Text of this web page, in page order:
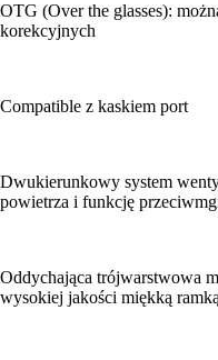
OTG (Over the glasses):
korekcyjnych
Compatible z kaskiem port
Dwukierunkowy system
powietrza i funkcję
Oddychająca trójwarstwowa
wysokiej jakości miękką